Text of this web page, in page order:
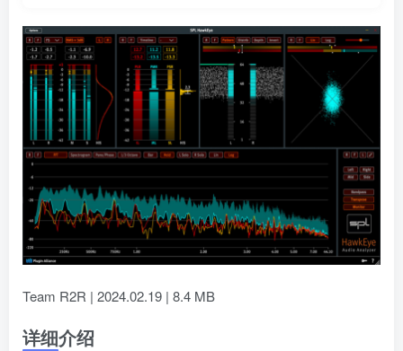
Team R2R | 2024.02.19 | 8.4 MB
详细介绍